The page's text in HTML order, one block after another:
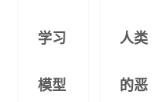
学习
模型
人类
的恶